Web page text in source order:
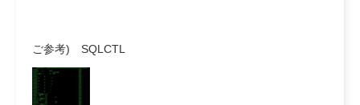
ご参考) SQLCTL